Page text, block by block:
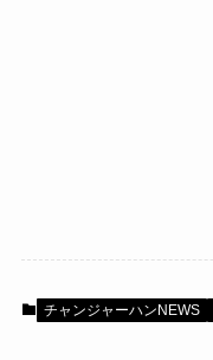
チャンジャーハンNEWS